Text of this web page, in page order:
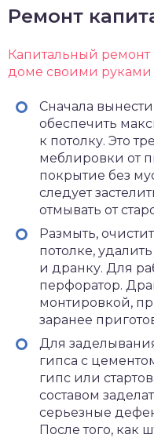
Ремонт
Капитальный ремонт
доме своими руками
Сначала
обеспечить
к потолку. Это
меблировки от
покрытие без
следует
отмывать от
Размыть,
потолке,
и дранку. Для
перфоратор.
монтировкой,
заранее
Для
гипса с
гипс или
составом
серьезные
После того, как